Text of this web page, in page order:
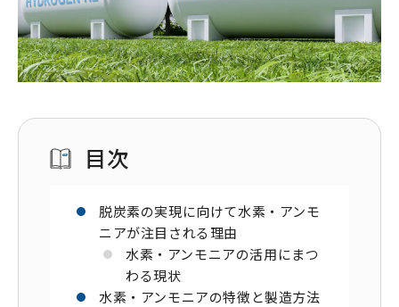
目次
脱炭素の実現に向けて水素・アンモ
ニアが注目される理由
水素・アンモニアの活用にまつ
わる現状
水素・アンモニアの特徴と製造方法